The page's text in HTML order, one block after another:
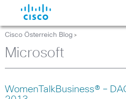
Cisco Österreich Blog >
Microsoft
WomenTalkBusiness® –